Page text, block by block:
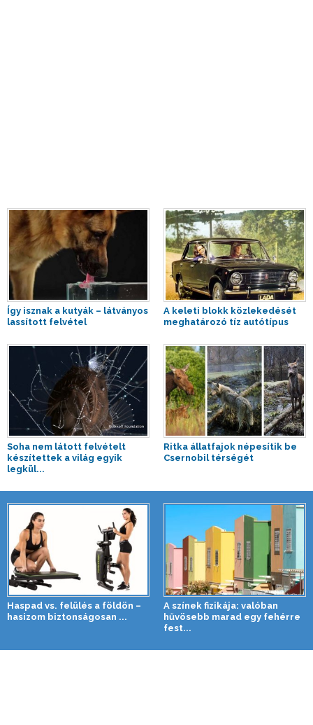
Így isznak a kutyák – látványos
lassított felvétel
A keleti blokk közlekedését
meghatározó tíz autótípus
Soha nem látott felvételt
készítettek a világ egyik
legkül...
Ritka állatfajok népesítik be
Csernobil térségét
Haspad vs. felülés a földön –
hasizom biztonságosan ...
A színek fizikája: valóban
hűvösebb marad egy fehérre
fest...